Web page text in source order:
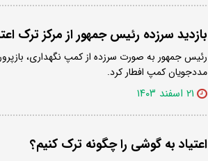
بازدید سرزده رئیس جمهور از مرکز ترک
رئیس جمهور به صورت سرزده از کمپ نگهداری،
مددجویان کمپ افطار کرد.
۲۱ اسفند ۱۴۰۳
اعتیاد به گوشی را چگونه ترک کنیم؟